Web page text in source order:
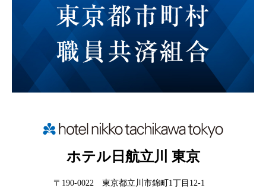
ホテル日航立川 東京
〒190-0022 東京都立川市錦町1丁目12-1